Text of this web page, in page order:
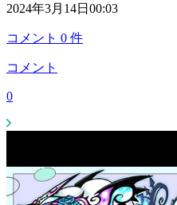
2024年3月14日00:03
コメント 0 件
コメント
0